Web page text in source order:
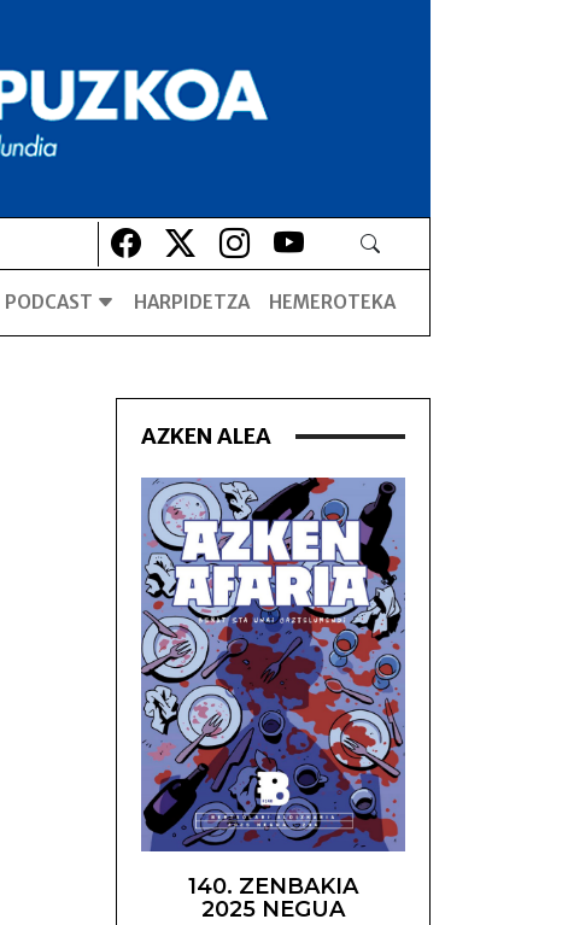
Lehio berrian irekiko da
Lehio berrian irekiko da
Lehio berrian irekiko da
Lehio berrian irekiko da
PODCAST HARPIDETZA HEMEROTEKA
AZKEN ALEA
140. ZENBAKIA
2025 NEGUA